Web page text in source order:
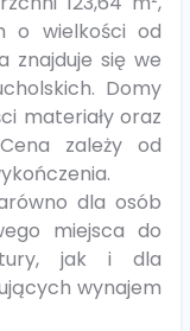
o wielkości od
znajduje się we
Domy
materiały oraz
zależy od
dla osób
miejsca do
jak i dla
wynajem